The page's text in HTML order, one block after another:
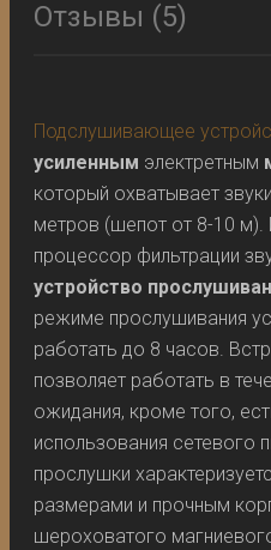
Отзывы (5)
Подслушивающее
усиленным электретным
который охватывает
метров (шепот от 8-10
процессор фильтрации
устройство
режиме прослушивания
работать до 8 часов.
позволяет работать в
ожидания, кроме того,
использования сетевого
прослушки
размерами и прочным
шероховатого